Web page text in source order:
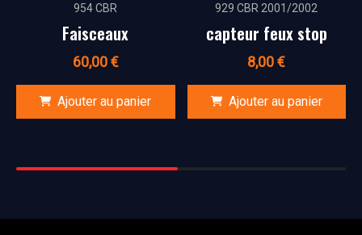
954 CBR
Faisceaux
60,00€
Ajouter au panier
929 CBR 2001/2002
capteur feux stop
8,00€
Ajouter au panier